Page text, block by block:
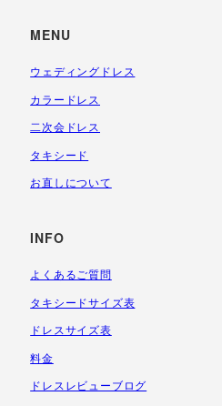
MENU
ウェディングドレス
カラードレス
二次会ドレス
タキシード
お直しについて
INFO
よくあるご質問
タキシードサイズ表
ドレスサイズ表
料金
ドレスレビューブログ